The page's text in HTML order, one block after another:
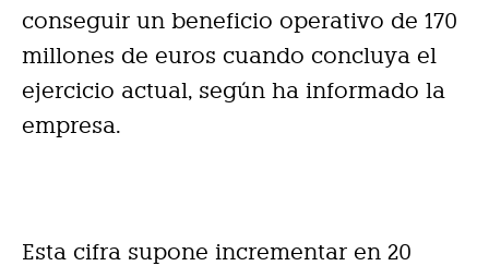
conseguir un beneficio operativo de 170
millones de euros cuando concluya el
ejercicio actual, según ha informado la
empresa.
Esta cifra supone incrementar en 20